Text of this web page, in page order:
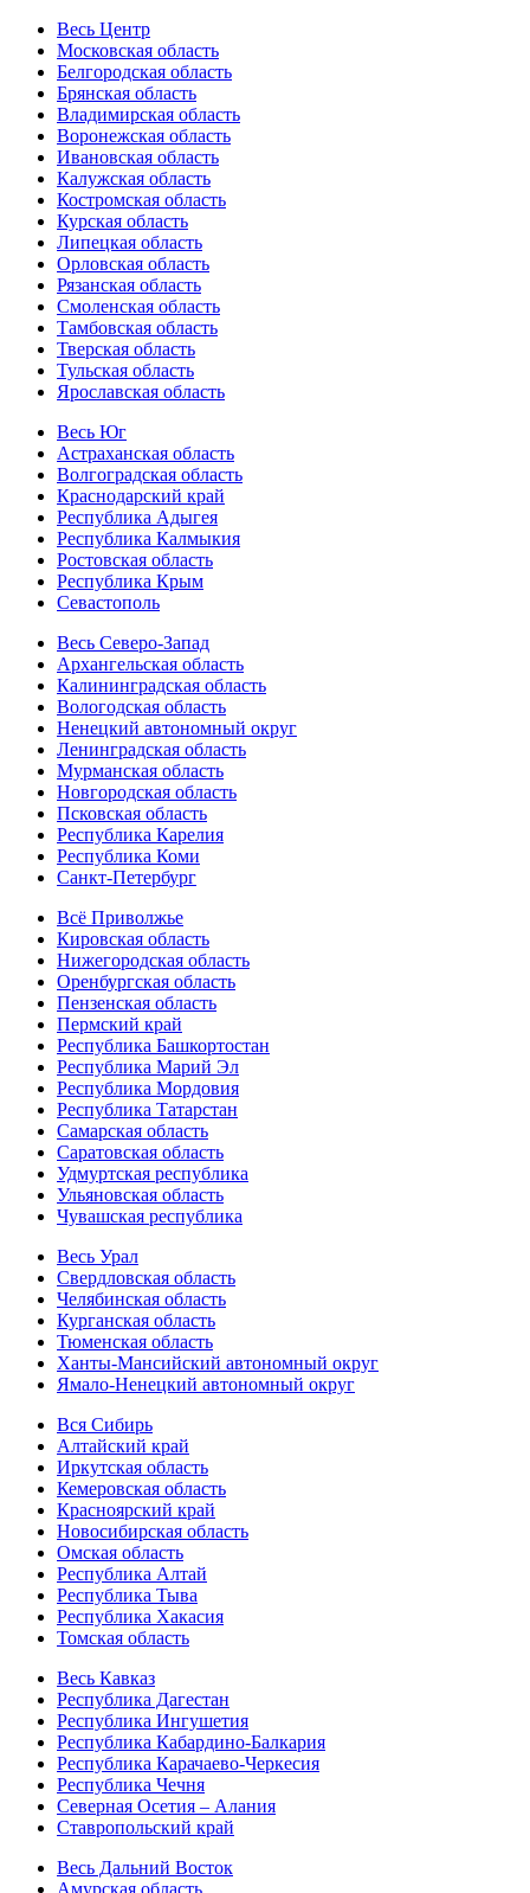
Весь Центр
Московская область
Белгородская область
Брянская область
Владимирская область
Воронежская область
Ивановская область
Калужская область
Костромская область
Курская область
Липецкая область
Орловская область
Рязанская область
Смоленская область
Тамбовская область
Тверская область
Тульская область
Ярославская область
Весь Юг
Астраханская область
Волгоградская область
Краснодарский край
Республика Адыгея
Республика Калмыкия
Ростовская область
Республика Крым
Севастополь
Весь Северо-Запад
Архангельская область
Калининградская область
Вологодская область
Ненецкий автономный округ
Ленинградская область
Мурманская область
Новгородская область
Псковская область
Республика Карелия
Республика Коми
Санкт-Петербург
Всё Приволжье
Кировская область
Нижегородская область
Оренбургская область
Пензенская область
Пермский край
Республика Башкортостан
Республика Марий Эл
Республика Мордовия
Республика Татарстан
Самарская область
Саратовская область
Удмуртская республика
Ульяновская область
Чувашская республика
Весь Урал
Свердловская область
Челябинская область
Курганская область
Тюменская область
Ханты-Мансийский автономный округ
Ямало-Ненецкий автономный округ
Вся Сибирь
Алтайский край
Иркутская область
Кемеровская область
Красноярский край
Новосибирская область
Омская область
Республика Алтай
Республика Тыва
Республика Хакасия
Томская область
Весь Кавказ
Республика Дагестан
Республика Ингушетия
Республика Кабардино-Балкария
Республика Карачаево-Черкесия
Республика Чечня
Северная Осетия – Алания
Ставропольский край
Весь Дальний Восток
Амурская область